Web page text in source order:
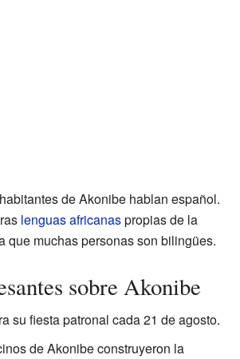
de Akonibe hablan español.
lenguas africanaspropias de la
que muchas personas son bilingües.
sobre Akonibe
su fiesta patronal cada 21 de agosto.
de Akonibe construyeron la